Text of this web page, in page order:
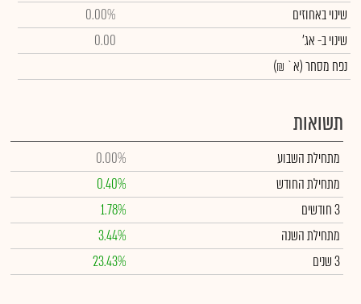
שינוי באחוזים
0.00%
שינויב- אג'
0.00
נפח מסחר(א` ₪)
תשואות
מתחילת השבוע
0.00%
מתחילת החודש
0.40%
3 חודשים
1.78%
מתחילת השנה
3.44%
3 שנים
23.43%